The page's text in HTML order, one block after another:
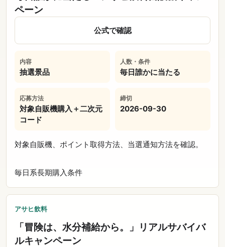
ペーン
公式で確認
内容
抽選景品
人数・条件
毎日誰かに当たる
応募方法
対象自販機購入＋二次元
コード
締切
2026-09-30
対象自販機、ポイント取得方法、当選通知方法を確認。
毎日系長期購入条件
アサヒ飲料
「冒険は、水分補給から。」リアルサバイバ
ルキャンペーン